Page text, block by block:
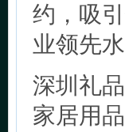
约，吸引
业领先水
深圳礼
家居用